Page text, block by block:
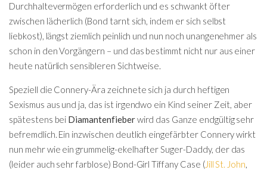
Durchhaltevermögen erforderlich und es schwankt öfter
zwischen lächerlich (Bond tarnt sich, indem er sich selbst
liebkost), längst ziemlich peinlich und nun noch unangenehmer als
schon in den Vorgängern – und das bestimmt nicht nur aus einer
heute natürlich sensibleren Sichtweise.
Speziell die Connery-Ära zeichnete sich ja durch heftigen
Sexismus aus und ja, das ist irgendwo ein Kind seiner Zeit, aber
spätestens bei Diamantenfieberwird das Ganze endgültig sehr
befremdlich. Ein inzwischen deutlich eingefärbter Connery wirkt
nun mehr wie ein grummelig-ekelhafter Suger-Daddy, der das
(leider auch sehr farblose) Bond-Girl Tiffany Case (Jill St. John,